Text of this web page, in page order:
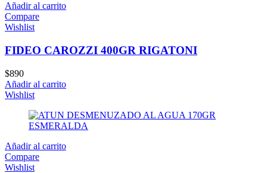
Añadir al carrito
Compare
Wishlist
FIDEO CAROZZI 400GR RIGATONI
$890
Añadir al carrito
Wishlist
Añadir al carrito
Compare
Wishlist